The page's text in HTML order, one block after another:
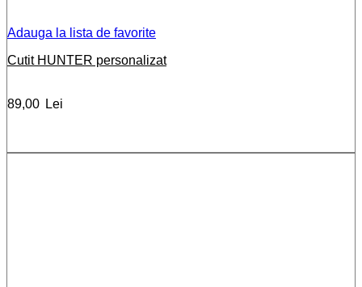
Adauga la lista de favorite
Cutit HUNTER personalizat
89,00 Lei